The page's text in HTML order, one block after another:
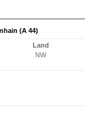
(A 44)
Land
NW